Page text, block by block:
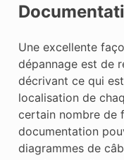
Une excellente
dépannage est de
décrivant ce qui
localisation de
certain nombre de
documentation
diagrammes de